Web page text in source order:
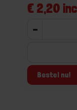
€ 2,20
-
Bestel nu!